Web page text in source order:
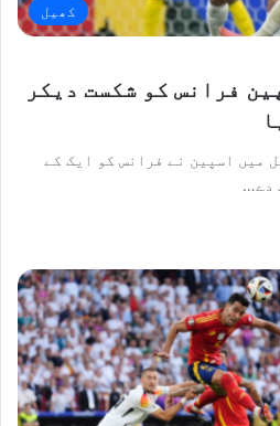
کھیل
2024ء، سپین فرانس کو شکست دیکر
میں اسپین نے فرانس کو ایک کے
دے…